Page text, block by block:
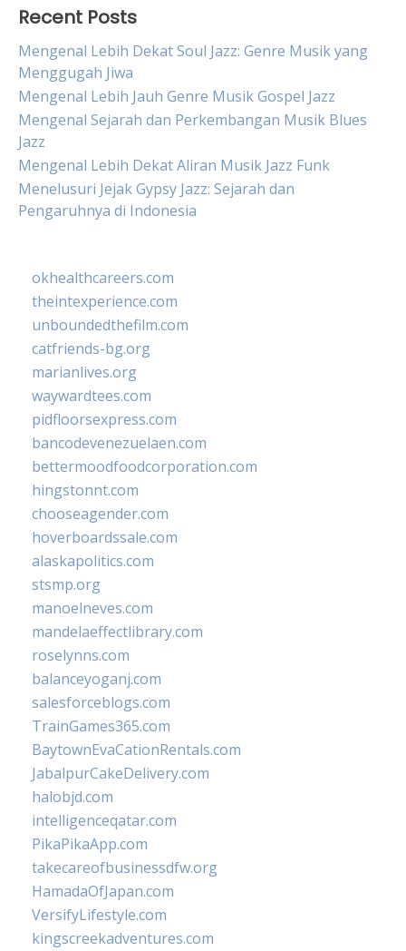
Recent Posts
Mengenal Lebih Dekat Soul Jazz: Genre Musik yang
Menggugah Jiwa
Mengenal Lebih Jauh Genre Musik Gospel Jazz
Mengenal Sejarah dan Perkembangan Musik Blues
Jazz
Mengenal Lebih Dekat Aliran Musik Jazz Funk
Menelusuri Jejak Gypsy Jazz: Sejarah dan
Pengaruhnya di Indonesia
okhealthcareers.com
theintexperience.com
unboundedthefilm.com
catfriends-bg.org
marianlives.org
waywardtees.com
pidfloorsexpress.com
bancodevenezuelaen.com
bettermoodfoodcorporation.com
hingstonnt.com
chooseagender.com
hoverboardssale.com
alaskapolitics.com
stsmp.org
manoelneves.com
mandelaeffectlibrary.com
roselynns.com
balanceyoganj.com
salesforceblogs.com
TrainGames365.com
BaytownEvaCationRentals.com
JabalpurCakeDelivery.com
halobjd.com
intelligenceqatar.com
PikaPikaApp.com
takecareofbusinessdfw.org
HamadaOfJapan.com
VersifyLifestyle.com
kingscreekadventures.com